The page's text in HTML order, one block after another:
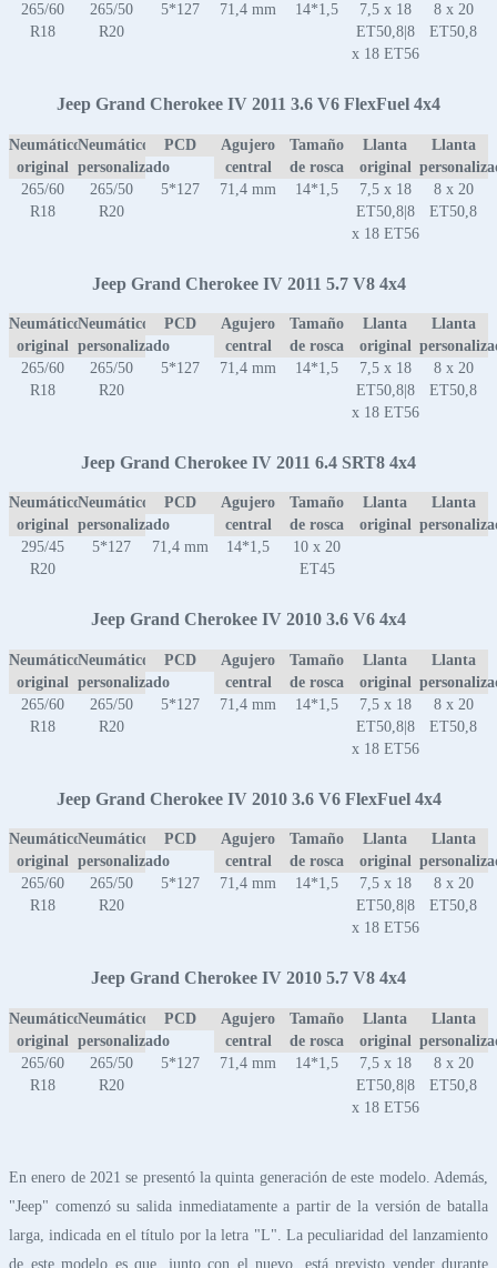
265/60
R18
265/50
R20
5*127 71,4 mm 14*1,5
7,5 x 18
ET50,8|8
x 18 ET56
8 x 20
ET50,8
Jeep Grand Cherokee IV 2011 3.6 V6 FlexFuel 4x4
Neumático
original
Neumático
personalizado
PCD
Agujero
central
Tamaño
de rosca
Llanta
original
Llanta
265/60
R18
265/50
R20
5*127 71,4 mm 14*1,5
7,5 x 18
ET50,8|8
x 18 ET56
8 x 20
ET50,8
Jeep Grand Cherokee IV 2011 5.7 V8 4x4
Neumático
original
Neumático
personalizado
PCD
Agujero
central
Tamaño
de rosca
Llanta
original
Llanta
265/60
R18
265/50
R20
5*127 71,4 mm 14*1,5
7,5 x 18
ET50,8|8
x 18 ET56
8 x 20
ET50,8
Jeep Grand Cherokee IV 2011 6.4 SRT8 4x4
Neumático
original
Neumático
personalizado
PCD
Agujero
central
Tamaño
de rosca
Llanta
original
Llanta
295/45
R20
5*127 71,4 mm 14*1,5
10 x 20
ET45
Jeep Grand Cherokee IV 2010 3.6 V6 4x4
Neumático
original
Neumático
personalizado
PCD
Agujero
central
Tamaño
de rosca
Llanta
original
Llanta
265/60
R18
265/50
R20
5*127 71,4 mm 14*1,5
7,5 x 18
ET50,8|8
x 18 ET56
8 x 20
ET50,8
Jeep Grand Cherokee IV 2010 3.6 V6 FlexFuel 4x4
Neumático
original
Neumático
personalizado
PCD
Agujero
central
Tamaño
de rosca
Llanta
original
Llanta
265/60
R18
265/50
R20
5*127 71,4 mm 14*1,5
7,5 x 18
ET50,8|8
x 18 ET56
8 x 20
ET50,8
Jeep Grand Cherokee IV 2010 5.7 V8 4x4
Neumático
original
Neumático
personalizado
PCD
Agujero
central
Tamaño
de rosca
Llanta
original
Llanta
265/60
R18
265/50
R20
5*127 71,4 mm 14*1,5
7,5 x 18
ET50,8|8
x 18 ET56
8 x 20
ET50,8
En enero de 2021 se presentó la quinta generación de este modelo. Además,
"Jeep" comenzó su salida inmediatamente a partir de la versión de batalla
larga, indicada en el título por la letra "L". La peculiaridad del lanzamiento
de este modelo es que, junto con el nuevo, está previsto vender durante